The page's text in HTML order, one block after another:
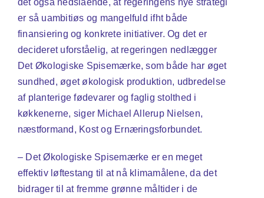
er så uambitiøs og mangelfuld ifht både
finansiering og konkrete initiativer. Og det er
decideret uforståelig, at regeringen nedlægger
Det Økologiske Spisemærke, som både har øget
sundhed, øget økologisk produktion, udbredelse
af planterige fødevarer og faglig stolthed i
køkkenerne, siger Michael Allerup Nielsen,
næstformand, Kost og Ernæringsforbundet.
– Det Økologiske Spisemærke er en meget
effektiv løftestang til at nå klimamålene, da det
bidrager til at fremme grønne måltider i de